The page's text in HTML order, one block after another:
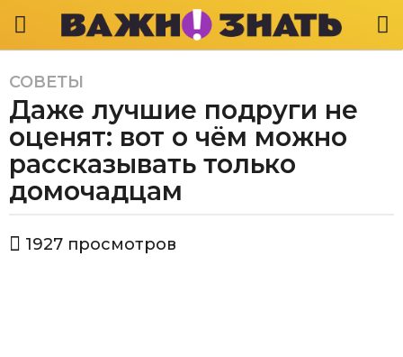
6
л
е
т
a
g
6
л
СОВЕТЫ
Даже лучшие подруги не
оценят: вот о чём можно
рассказывать только
домочадцам
в
1927 просмотров